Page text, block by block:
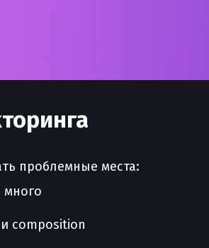
проблемные места:
много
composition